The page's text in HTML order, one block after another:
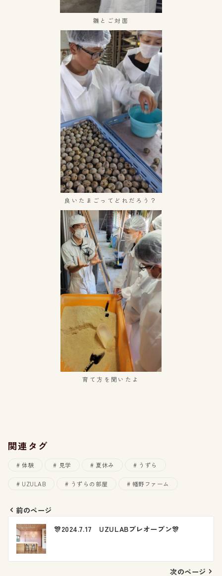
雛とご対面
良いたまごってどれだろう？
育て方を聞いたよ
関連タグ
体験 見学 夏休み うずら
UZULAB うずらの部屋 幡野ファーム
投
稿
前のページ
🎊2024.7.17 UZULABプレオープン🎊
次のページ